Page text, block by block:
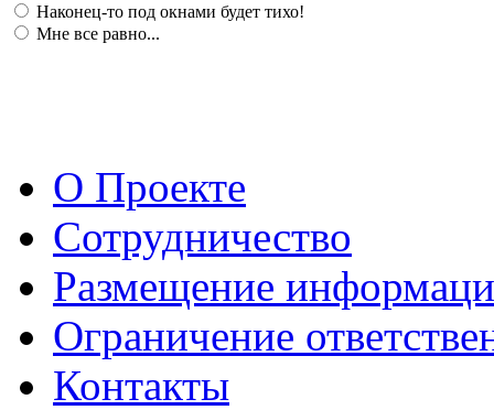
Наконец-то под окнами будет тихо!
Мне все равно...
О Проекте
Сотрудничество
Размещение
Ограничение
Контакты